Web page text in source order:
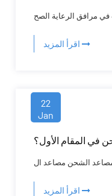
اقرأ المزيد
22
Jan
في المقام الأول؟
اقرأ المزيد